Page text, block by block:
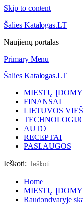
Skip to content
Šalies Katalogas.LT
Naujienų portalas
Primary Menu
Šalies Katalogas.LT
MIESTŲ
FINANSAI
LIETUVOS
AUTO
RECEPTAI
PASLAUGOS
Ieškoti:
Home
MIESTŲ
Raudondvaryje